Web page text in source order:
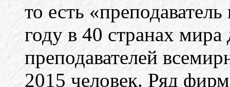
то есть
году в 40 странах
преподавателей
2015 человек. Ряд